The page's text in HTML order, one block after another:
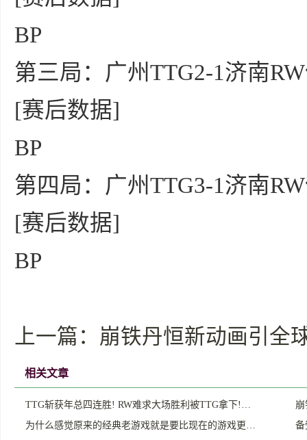
BP
第三局：广州TTG2-1济南
[赛后数据]
BP
第四局：广州TTG3-1济南
[赛后数据]
BP
上一篇： 崩铁丹恒新动画引全
相关文章
TTG斩获年总四连胜! RW难求大场胜利被TTG拿下!…
为什么感觉原来的经典老游戏就是要比现在的游戏更…
备